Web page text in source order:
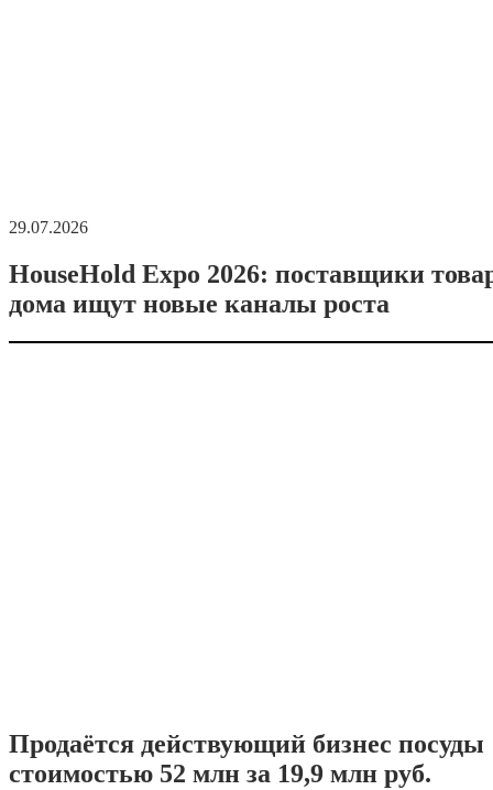
29.07.2026
HouseHold Expo 2026: поставщики
дома ищут новые каналы роста
Продаётся действующий бизнес посуды
стоимостью 52 млн за 19,9 млн руб.